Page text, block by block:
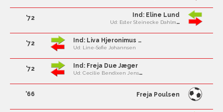
'72 Ind: Eline Lund
Ud: Ester Steinecke Dahlmann
'72 Ind: Liva Hjeronimus Sørensen
Ud: Line-Sofie Johannsen
'72 Ind: Freja Due Jæger
Ud: Cecilie Bendixen Jensen
'66 Freja Poulsen